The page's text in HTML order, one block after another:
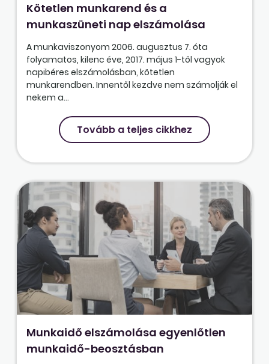
Kötetlen munkarend és a
munkaszüneti nap elszámolása
A munkaviszonyom 2006. augusztus 7. óta
folyamatos, kilenc éve, 2017. május 1-től vagyok
napibéres elszámolásban, kötetlen
munkarendben. Innentől kezdve nem számolják el
nekem a...
Tovább a teljes cikkhez
Munkaidő elszámolása egyenlőtlen
munkaidő-beosztásban